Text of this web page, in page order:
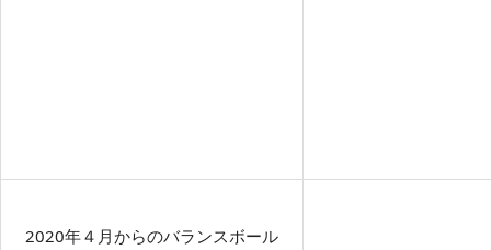
2020年４月からのバランスボール